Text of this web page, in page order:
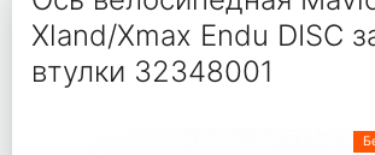
Xland/Xmax Endu DISC
втулки 32348001